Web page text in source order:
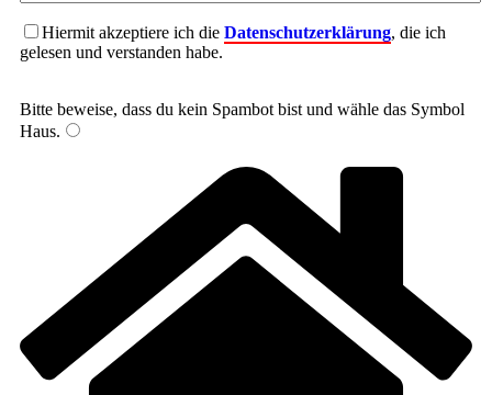
Hiermit akzeptiere ich die Datenschutzerklärung, die ich
gelesen und verstanden habe.
Bitte beweise, dass du kein Spambot bist und wähle das Symbol
Haus.